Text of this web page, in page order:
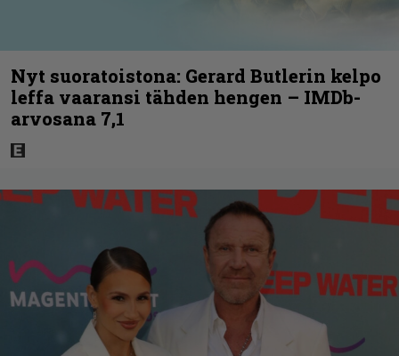
Nyt suoratoistona: Gerard Butlerin kelpo
leffa vaaransi tähden hengen – IMDb-
arvosana 7,1